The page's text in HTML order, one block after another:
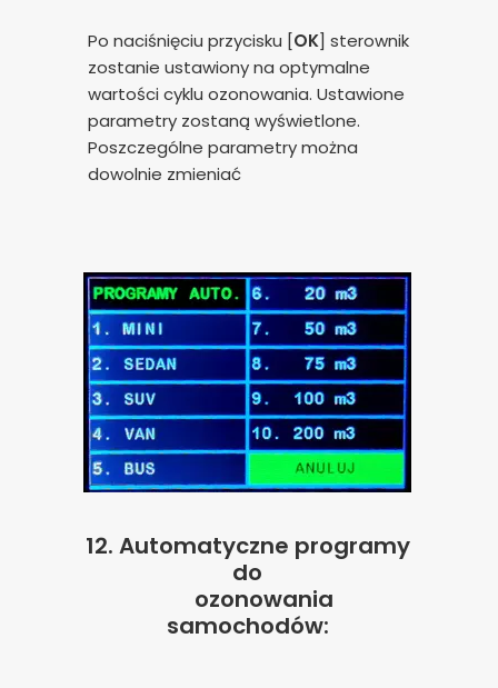
Po naciśnięciu przycisku [OK] sterownik
zostanie ustawiony na optymalne
wartości cyklu ozonowania. Ustawione
parametry zostaną wyświetlone.
Poszczególne parametry można
dowolnie zmieniać
12. Automatyczne programy
do
ozonowania
samochodów: